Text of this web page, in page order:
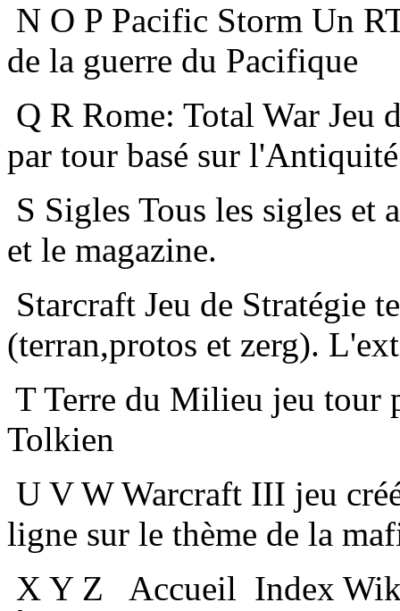
N O P Pacific Storm Un
de la guerre du Pacifique
Q R Rome: Total War Jeu
par tour basé sur
S Sigles Tous les sigles et
et le magazine.
Starcraft Jeu de Stratégie
(terran,protos et zerg).
TTerre du Milieu jeu tour
Tolkien
U VWWarcraft III jeu
ligne sur le thème de la
X Y Z Accueil Index